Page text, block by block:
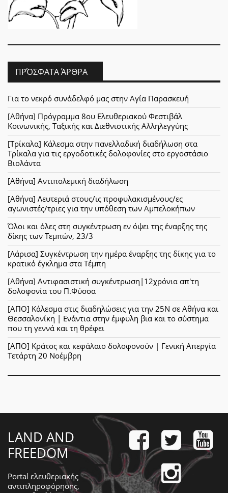
ΠΡΌΣΦΑΤΑ ΆΡΘΡΑ
Για το νεκρό συνάδελφό μας στην Αγία Παρασκευή
[Αθήνα] Πρόγραμμα 8ου Ελευθεριακού Φεστιβάλ
Κοινωνικής, Ταξικής και Διεθνιστικής Αλληλεγγύης
[Τρίκαλα] Κάλεσμα στην πανελλαδική διαδήλωση στα
Τρίκαλα για τις εργοδοτικές δολοφονίες στο εργοστάσιο
Βιολάντα
[Αθήνα] Αντιπολεμική διαδήλωση
[Αθήνα] Λευτεριά στους/ις προφυλακισμένους/ες
αγωνιστές/τριες για την υπόθεση των Αμπελοκήπων
Όλοι και όλες στη συγκέντρωση εν όψει της έναρξης της
δίκης των Τεμπών, 23/3
[Λάρισα] Συγκέντρωση την ημέρα έναρξης της δίκης για το
κρατικό έγκλημα στα Τέμπη
[Αθήνα] Αντιφασιστική συγκέντρωση|12χρόνια απ'τη
δολοφονία του Π.Φύσσα
[ΑΠΟ] Κάλεσμα στις διαδηλώσεις για την 25Ν σε Αθήνα και
Θεσσαλονίκη | Ενάντια στην έμφυλη βια και το σύστημα
που τη γεννά και τη θρέφει
[ΑΠΟ] Κράτος και κεφάλαιο δολοφονούν | Γενική Απεργία
Τετάρτη 20 Νοέμβρη
LAND AND
FREEDOM
Portal ελευθεριακής
αντιπληροφόρησης,